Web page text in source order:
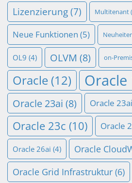
Lizenzierung(7) Multitenant
Neue Funktionen (5)
OL9 (4) OLVM (8) on-
Oracle (12) Oracle
Oracle 23ai (8) Oracle
Oracle 23c (10) Oracle
Oracle 26ai (4) Oracle
Oracle Grid Infrastruktur (6)